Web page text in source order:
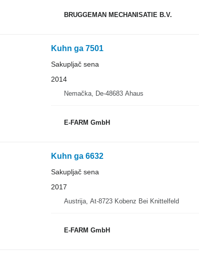
BRUGGEMAN MECHANISATIE B.V.
Kuhn ga 7501
Sakupljač sena
2014
Nemačka, De-48683 Ahaus
E-FARM GmbH
Kuhn ga 6632
Sakupljač sena
2017
Austrija, At-8723 Kobenz Bei Knittelfeld
E-FARM GmbH